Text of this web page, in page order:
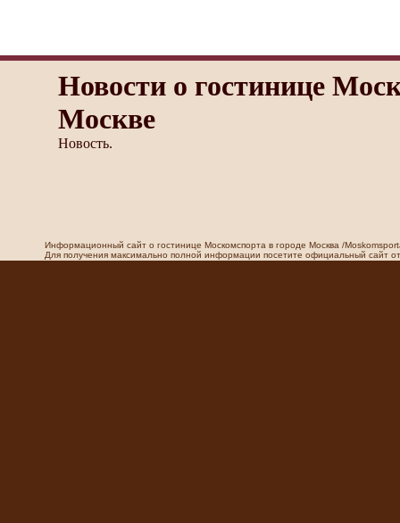
Новости о гостинице
Москве
Новость.
Информационный сайт о гостинице Москомспорта в городе Москва /
Для получения максимально полной информации посетите официальный сайт